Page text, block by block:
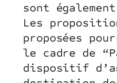
sont
Les
proposées
le cadre de
dispositif